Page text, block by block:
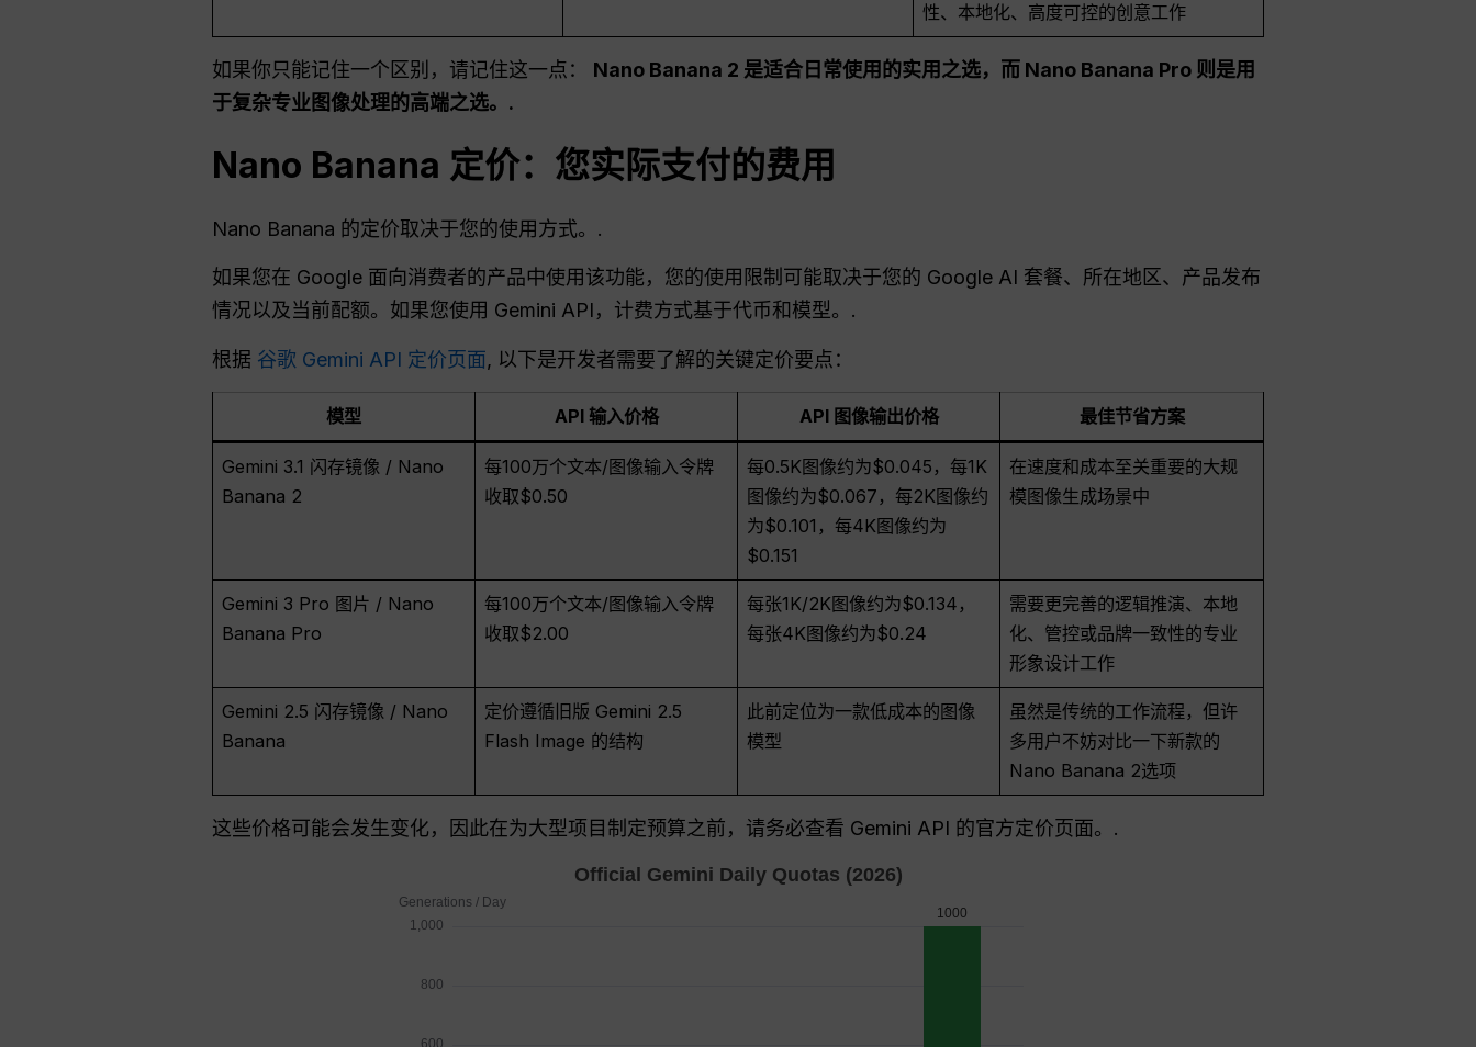
性、本地化、高度可控的创意工作
如果你只能记住一个区别，请记住这一点： Nano Banana 2 是适合日常使用的实用之选，而 Nano Banana Pro 则是用
于复杂专业图像处理的高端之选。.
Nano Banana 定价：您实际支付的费用
Nano Banana 的定价取决于您的使用方式。.
如果您在 Google 面向消费者的产品中使用该功能，您的使用限制可能取决于您的 Google AI 套餐、所在地区、产品发布
情况以及当前配额。如果您使用 Gemini API，计费方式基于代币和模型。.
根据 谷歌 Gemini API 定价页面, 以下是开发者需要了解的关键定价要点：
模型 API 输入价格 API 图像输出价格 最佳节省方案
Gemini 3.1 闪存镜像 / Nano
Banana 2
每100万个文本/图像输入令牌
收取$0.50
每0.5K图像约为$0.045，每1K
图像约为$0.067，每2K图像约
为$0.101，每4K图像约为
$0.151
在速度和成本至关重要的大规
模图像生成场景中
Gemini 3 Pro 图片 / Nano
Banana Pro
每100万个文本/图像输入令牌
收取$2.00
每张1K/2K图像约为$0.134，
每张4K图像约为$0.24
需要更完善的逻辑推演、本地
化、管控或品牌一致性的专业
形象设计工作
Gemini 2.5 闪存镜像 / Nano
Banana
定价遵循旧版 Gemini 2.5
Flash Image 的结构
此前定位为一款低成本的图像
模型
虽然是传统的工作流程，但许
多用户不妨对比一下新款的
Nano Banana 2选项
这些价格可能会发生变化，因此在为大型项目制定预算之前，请务必查看 Gemini API 的官方定价页面。.